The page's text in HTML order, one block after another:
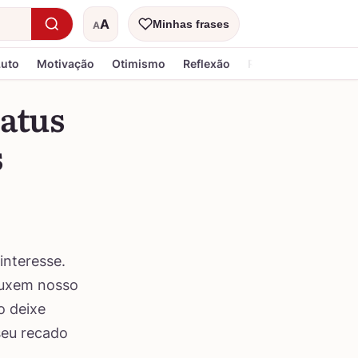
AA
Tamanho do textoMinhas frases
Motivação Otimismo Reflexão Religiosa
nosso
deixe
recado